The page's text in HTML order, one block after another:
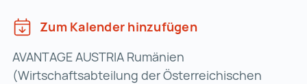
Zum Kalender hinzufügen
AVANTAGE AUSTRIA Rumänien
(Wirtschaftsabteilung der Österreichischen